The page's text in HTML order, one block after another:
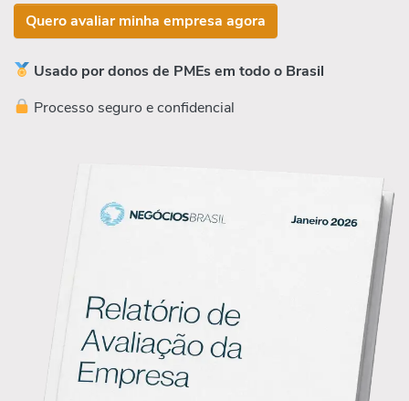
Quero avaliar minha empresa agora
Usado por donos de PMEs em todo o Brasil
Processo seguro e confidencial